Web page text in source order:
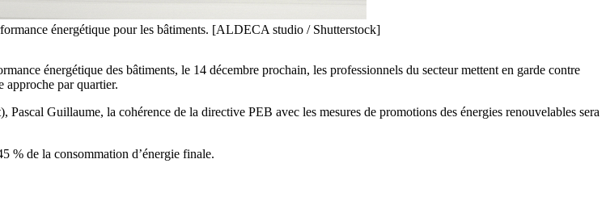
énergétique pour les bâtiments. [ALDECA studio / Shutterstock]
énergétique des bâtiments, le 14 décembre prochain, les professionnels du secteur mettent en garde contre
approche par quartier.
, Pascal Guillaume, la cohérence de la directive PEB avec les mesures de promotions des énergies renouvelables sera
% de la consommation d’énergie finale.